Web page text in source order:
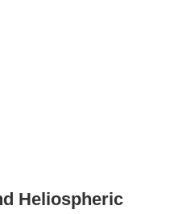
Heliospheric